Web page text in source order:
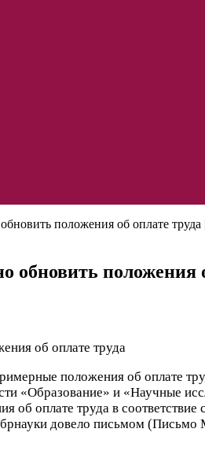
положения об оплате
положения
положения об оплате
«Образование» и «Научные
об оплате труда в
довело письмом